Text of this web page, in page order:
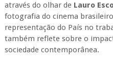
através do olhar de Lauro
fotografia do cinema
representação do País no
também reflete sobre o
sociedade contemporânea.